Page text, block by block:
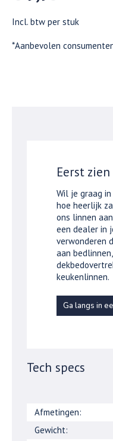
Incl. btw per stuk
*Aanbevolen
Eerst
Wil je graag
hoe heerlijk
ons linnen
een dealer in
verwonderen
aan
keukenlinnen.
Ga langs in
Tech specs
Afmetingen:
Gewicht: